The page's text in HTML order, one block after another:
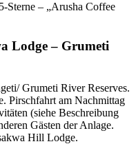
Sterne – „Arusha Coffee
Lodge – Grumeti
Grumeti River Reserves.
Pirschfahrt am Nachmittag
(siehe Beschreibung
Gästen der Anlage.
Hill Lodge.